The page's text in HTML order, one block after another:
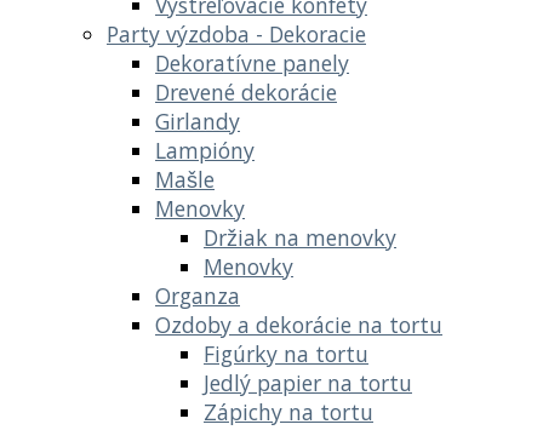
Party výzdoba - Dekoracie
Dekoratívne panely
Drevené dekorácie
Girlandy
Lampióny
Mašle
Menovky
Držiak na menovky
Menovky
Organza
Ozdoby a dekorácie na tortu
Figúrky na tortu
Jedlý papier na tortu
Zápichy na tortu